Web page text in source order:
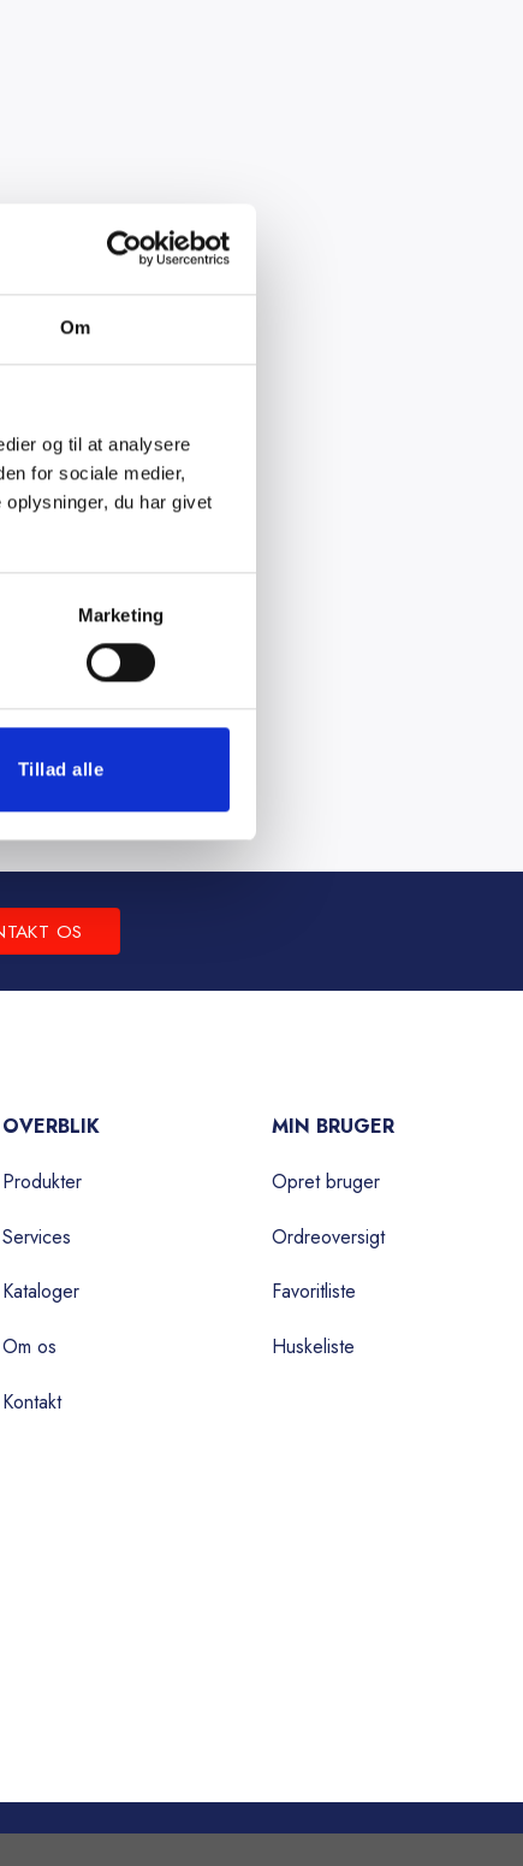
Om
og til at analysere
for sociale medier,
du har givet
Marketing
Tillad alle
OS
OVERBLIK
Produkter
Services
Kataloger
Om os
Kontakt
MIN BRUGER
Opret bruger
Ordreoversigt
Favoritliste
Huskeliste